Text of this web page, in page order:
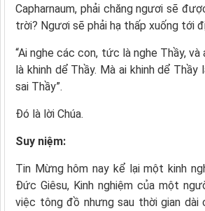
Capharnaum, phải chăng ngươi sẽ
trời? Ngươi sẽ phải hạ thấp xuống tới
“Ai nghe các con, tức là nghe Thầy, và
là khinh dể Thầy. Mà ai khinh dể
sai Thầy”.
Ðó là lời Chúa.
Suy niệm:
Tin Mừng hôm nay kể lại một kinh
Đức Giêsu, Kinh nghiệm của một
việc tông đồ nhưng sau thời gian dài